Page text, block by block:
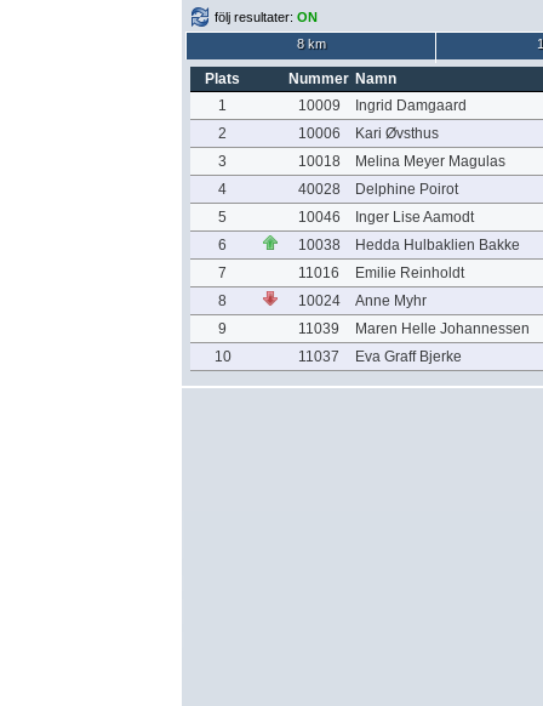
följ resultater: ON
8 km
Plats Nummer Namn
1
10009
Ingrid Damgaard
2
10006
Kari Øvsthus
3
10018
Melina Meyer Magulas
4
40028
Delphine Poirot
5
10046
Inger Lise Aamodt
6
10038
Hedda Hulbaklien Bakke
7
11016
Emilie Reinholdt
8
10024
Anne Myhr
9
11039
Maren Helle Johannessen
10
11037 Eva Graff Bjerke